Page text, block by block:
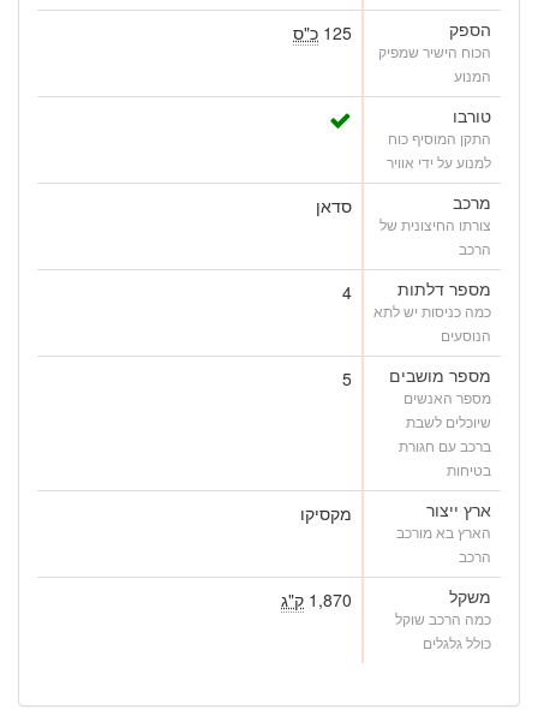
הספק
הכוח הישיר שמפיק
המנוע
125 כ"ס
טורבו
התקן המוסיף כוח
למנוע על ידי אוויר
מרכב
צורתו החיצונית של
הרכב
סדאן
מספר דלתות
כמה כניסות יש לתא
הנוסעים
4
מספר מושבים
מספר האנשים
שיוכלים לשבת
ברכב עם חגורת
בטיחות
5
ארץ ייצור
הארץ בא מורכב
הרכב
מקסיקו
משקל
כמה הרכב שוקל
כולל גלגלים
1,870 ק"ג